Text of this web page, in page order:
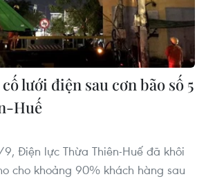
lưới điện sau cơn bão số 5
Huế
Điện lực Thừa Thiên-Huế đã khôi
cho khoảng 90% khách hàng sau